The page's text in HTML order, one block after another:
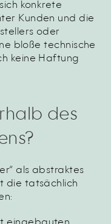
konkrete
Kunden und die
oder
bloße technische
keine Haftung
des
als abstraktes
die tatsächlich